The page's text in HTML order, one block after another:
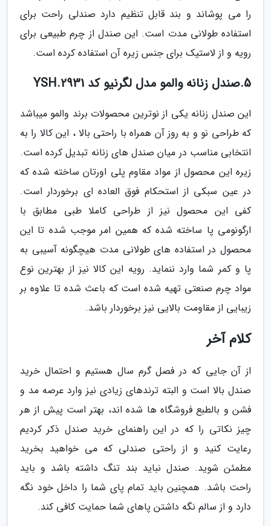
را می پوشاند و بند قابل تنظیم دارد صندلی راحت برای
استفاده طولانی مدت است. این صندل از چرم طبیعی برای
رویه و از لاستیک برای جنس زیره آن استفاده کرده است.
5.صندل زنانه والمو مدل لگرنیو کد YSH.2931
این صندل زنانه یکی از نوترین محصولات برند والمو میباشد
که طراحی نو و به روز آن همراه با راحتی بالا ، این کالا را به
انتخابی مناسب در میان صندل های زنانه تبدیل کرده است.
زیره این محصول از مواد مقاوم پلی اورتان ساخته شده که
در عین سبکی از استحکام فوق العاده ای برخوردار است.
کفی این محصول نیز از طراحی کاملا طبی مطابق با
ارگونومی پا ساخته شده که همین امر موجب شده تا این
محصول در استفاده های طولانی مدت هیچگونه آسیبی به
پا و کمر شما وارد ننماید. رویه این کالا نیز از بهترین نوع
مواد چرم صنعتی تهیه شده است که باعث شده تا علاوه بر
زیبایی از مقاومت بالایی نیز برخوردار باشد.
کلام آخر
از آن جایی که در فصل گرم سال هستیم و احتمال خرید
صندل بالا است و البته ترندهای زیادی نیز وارد عرصه مد و
فشن و بالطبع فروشگاه ها شده اند، بهتر است پیش از هر
چیز نکاتی را که در این راهنمای خرید صندل ذکر کردیم
رعایت کنید و از راحتی صندلی که می خواهید بخرید
مطمئن شوید. صندل نباید بند تنگ داشته باشد و باید
راحت باشد. همچنین باید تمام پای شما را داخل خود نگه
دارد و از سالم نگه داشتن پاهای شما حمایت کافی کند.